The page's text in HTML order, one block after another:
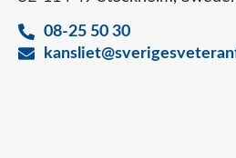
08-25 50 30